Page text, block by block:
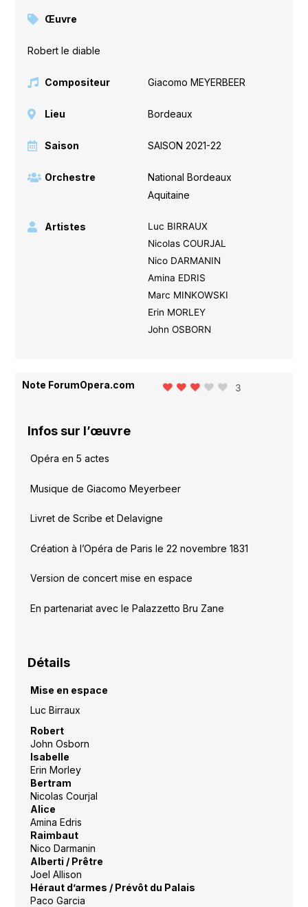
Œuvre
Robert le diable
Compositeur Giacomo MEYERBEER
Lieu Bordeaux
Saison SAISON 2021-22
Orchestre
National Bordeaux
Aquitaine
Artistes
Luc BIRRAUX
Nicolas COURJAL
Nico DARMANIN
Amina EDRIS
Marc MINKOWSKI
Erin MORLEY
John OSBORN
Note ForumOpera.com 3
Infos sur l’œuvre
Opéra en 5 actes
Musique de Giacomo Meyerbeer
Livret de Scribe et Delavigne
Création à l’Opéra de Paris le 22 novembre 1831
Version de concert mise en espace
En partenariat avec le Palazzetto Bru Zane
Détails
Mise en espace
Luc Birraux
Robert
John Osborn
Isabelle
Erin Morley
Bertram
Nicolas Courjal
Alice
Amina Edris
Raimbaut
Nico Darmanin
Alberti / Prêtre
Joel Allison
Héraut d’armes / Prévôt du Palais
Paco Garcia